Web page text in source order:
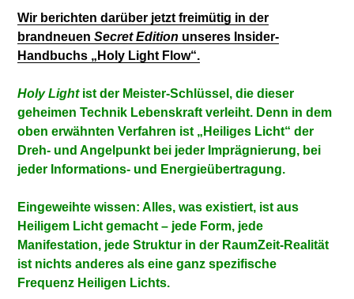
Wir berichten darüber jetzt freimütig in der
brandneuenSecret Edition unseres Insider-
Handbuchs „Holy Light Flow“.
Holy Lightist der Meister-Schlüssel, die dieser
geheimen Technik Lebenskraft verleiht. Denn in dem
oben erwähnten Verfahren ist „Heiliges Licht“ der
Dreh- und Angelpunkt bei jeder Imprägnierung, bei
jeder Informations- und Energieübertragung.
Eingeweihte wissen: Alles, was existiert, ist aus
Heiligem Licht gemacht – jede Form, jede
Manifestation, jede Struktur in der RaumZeit-Realität
ist nichts anderes als eine ganz spezifische
Frequenz Heiligen Lichts.